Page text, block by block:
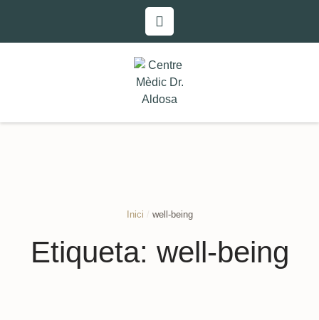
Inici / well-being
Etiqueta: well-being